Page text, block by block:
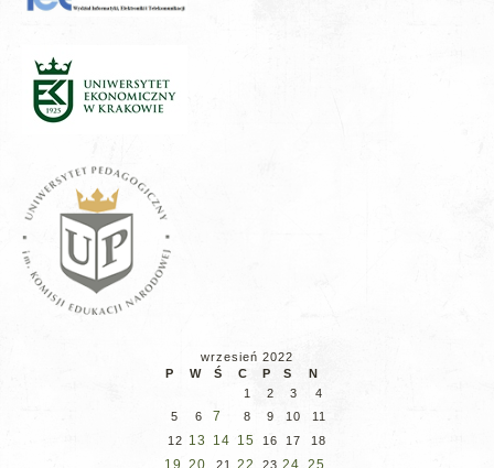
wrzesień 2022
P
W Ś C P S
N
1
2 3
4
5
6 7 8 9 10
11
12 13 14 15 16 17 18
21 23